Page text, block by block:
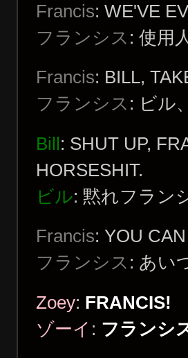
Francis: WE'VE
フランシス : 使用
Francis: BILL,
フランシス : ビル
Bill : SHUT UP,
HORSESHIT.
ビル: 黙れフラン
Francis: YOU
フランシス : あい
Zoey: FRANCIS!
ゾーイ : フランシ